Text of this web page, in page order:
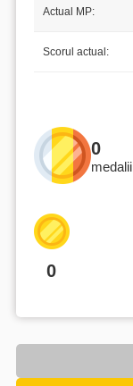
Actual MP:
Scorul actual:
0
medalii
0